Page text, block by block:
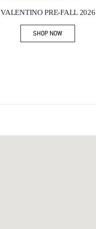
VALENTINO PRE-FALL 2026
SHOP NOWLink Opens in New